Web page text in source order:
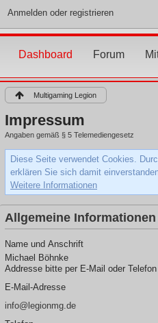
Anmelden oder registrieren
Dashboard Forum
Multigaming Legion
Impressum
Angaben gemäß § 5 Telemediengesetz
Diese Seite verwendet Cookies.
erklären Sie sich damit
Weitere Informationen
Allgemeine Informationen
Name und Anschrift
Michael Böhnke
Addresse bitte per E-Mail oder
E-Mail-Adresse
info@legionmg.de